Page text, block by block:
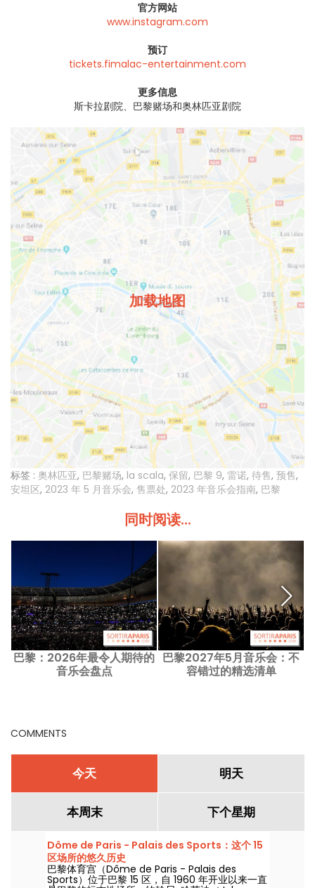
官方网站
www.instagram.com
预订
tickets.fimalac-entertainment.com
更多信息
斯卡拉剧院、巴黎赌场和奥林匹亚剧院
加载地图
标签 : 奥林匹亚, 巴黎赌场, la scala, 保留, 巴黎 9, 雷诺, 待售, 预售,
安坦区, 2023 年 5 月音乐会, 售票处, 2023 年音乐会指南, 巴黎
同时阅读...
巴黎：2026年最令人期待的
音乐会盘点
巴黎2027年5月音乐会：不
容错过的精选清单
COMMENTS
今天 明天
本周末 下个星期
Dôme de Paris - Palais des Sports：这个 15
区场所的悠久历史
巴黎体育宫（Dôme de Paris - Palais des
Sports）位于巴黎 15 区，自 1960 年开业以来一直